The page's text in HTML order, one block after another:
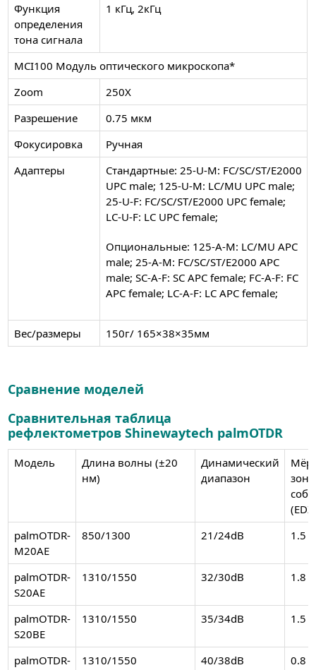
Функция
определения
тона сигнала
1 кГц, 2кГц
MCI100 Модуль оптического микроскопа*
Zoom
250X
Разрешение
0.75 мкм
Фокусировка
Ручная
Адаптеры
Стандартные: 25-U-M: FC/SC/ST/E2000
UPC male; 125-U-M: LC/MU UPC male;
25-U-F: FC/SC/ST/E2000 UPC female;
LC-U-F: LC UPC female;
Опциональные: 125-A-M: LC/MU APC
male; 25-A-M: FC/SC/ST/E2000 APC
male; SC-A-F: SC APC female; FC-A-F: FC
APC female; LC-A-F: LC APC female;
Вес/размеры 150г/ 165×38×35мм
Сравнение моделей
Сравнительная таблица
рефлектометров Shinewaytech palmOTDR
Модель
Длина волны (±20
нм)
Динамический
диапазон
palmOTDR-
M20AE
850/1300 21/24dB 1.5
palmOTDR-
S20AE
1310/1550 32/30dB 1.8
palmOTDR-
S20BE
1310/1550 35/34dB 1.5
palmOTDR-
1310/1550 40/38dB 0.8